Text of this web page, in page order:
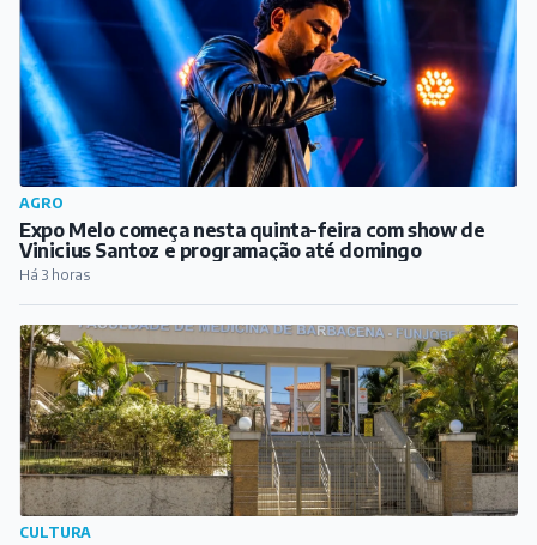
AGRO
Expo Melo começa nesta quinta-feira com show de
Vinicius Santoz e programação até domingo
Há 3 horas
CULTURA